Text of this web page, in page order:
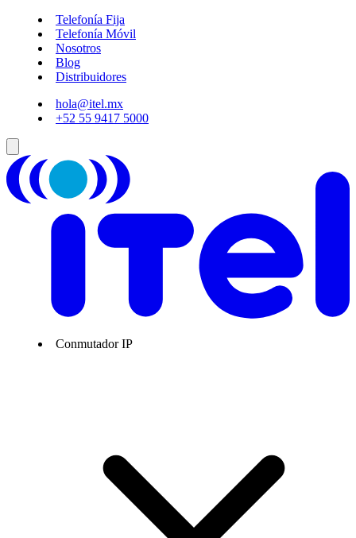
Telefonía Fija
Telefonía Móvil
Nosotros
Blog
Distribuidores
hola@itel.mx
+52 55 9417 5000
Conmutador IP